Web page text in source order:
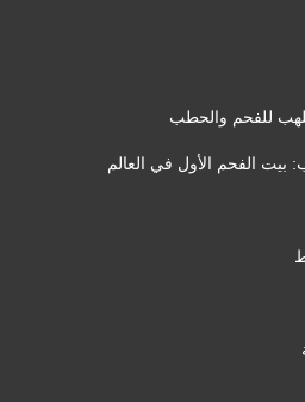
للفحم والحطب
الفحم الأول في العالم